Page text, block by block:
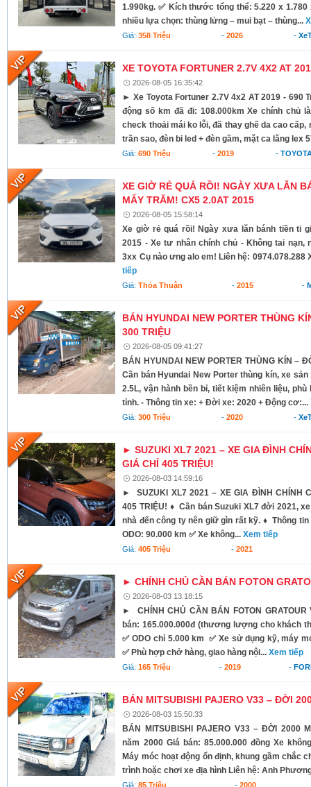
1.990kg. ✅ Kích thước tổng thể: 5.220 x 1.780
nhiều lựa chọn: thùng lửng – mui bạt – thùng...
Giá:358 Triệu -2026 -
XE TOYOTA FORTUNER 2.7V 4X2 AT
2026-08-05 16:35:42
► Xe Toyota Fortuner 2.7V 4x2 AT 2019 - 690
động số km đã đi: 108.000km Xe chính chủ
check thoải mái ko lỗi, đã thay ghế da cao cấp,
trần sao, đèn bi led + đèn gầm, mặt ca lăng lex
Giá:690 Triệu -2019 -
XE GIỜ RẺ QUÁ RỒI! NGÀY XƯA LĂN
MẤY TRĂM! CX5 2.0AT 2015
2026-08-05 15:58:14
Xe giờ rẻ quá rồi! Ngày xưa lăn bánh tiền ti
2015 - Xe tư nhân chính chủ - Không tai
3xx Cụ nào ưng alo em! Liên hệ: 0974.078.288
tiếp
Giá:Thỏa Thuận - 2015 -
BÁN HYUNDAI NEW PORTER THÙNG
300 TRIỆU
2026-08-05 09:41:27
BÁN HYUNDAI NEW PORTER THÙNG KÍN –
Cần bán Hyundai New Porter thùng kín, xe
2.5L, vận hành bền bỉ, tiết kiệm nhiên liệu,
tỉnh. - Thông tin xe: + Đời xe: 2020 + Động cơ:...
Giá:300 Triệu -2020 -
► SUZUKI XL7 2021 – XE GIA ĐÌNH
GIÁ CHỈ 405 TRIỆU!
2026-08-03 14:59:16
► SUZUKI XL7 2021 – XE GIA ĐÌNH CHÍNH
405 TRIỆU! ♦ Cần bán Suzuki XL7 đời 2021,
nhà đến công ty nên giữ gìn rất kỹ. ♦ Thông
ODO: 90.000 km ✅ Xe không...Xem tiếp
Giá:405 Triệu - 2021
► CHÍNH CHỦ CẦN BÁN FOTON
2026-08-03 13:18:15
► CHÍNH CHỦ CẦN BÁN FOTON
bán: 165.000.000đ (thương lượng cho khách
✅ ODO chỉ 5.000 km ✅ Xe sử dụng kỹ, máy
✅ Phù hợp chở hàng, giao hàng nội...Xem tiếp
Giá:165 Triệu - 2019 -
BÁN MITSUBISHI PAJERO V33 – ĐỜI
2026-08-03 15:50:33
BÁN MITSUBISHI PAJERO V33 – ĐỜI 2000
năm 2000 Giá bán: 85.000.000 đồng Xe
Máy móc hoạt động ổn định, khung gầm chắc
trình hoặc chơi xe địa hình Liên hệ: Anh
Giá:85 Triệu -2000